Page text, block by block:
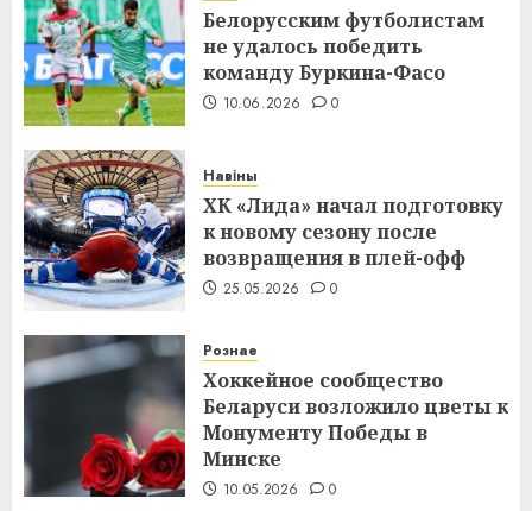
Белорусским футболистам
не удалось победить
команду Буркина-Фасо
10.06.2026 0
Навіны
ХК «Лида» начал подготовку
к новому сезону после
возвращения в плей-офф
25.05.2026 0
Рознае
Хоккейное сообщество
Беларуси возложило цветы к
Монументу Победы в
Минске
10.05.2026 0